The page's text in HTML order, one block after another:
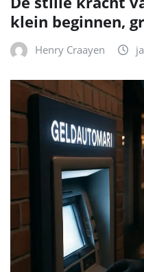
klein beginnen,
Henry Craayen